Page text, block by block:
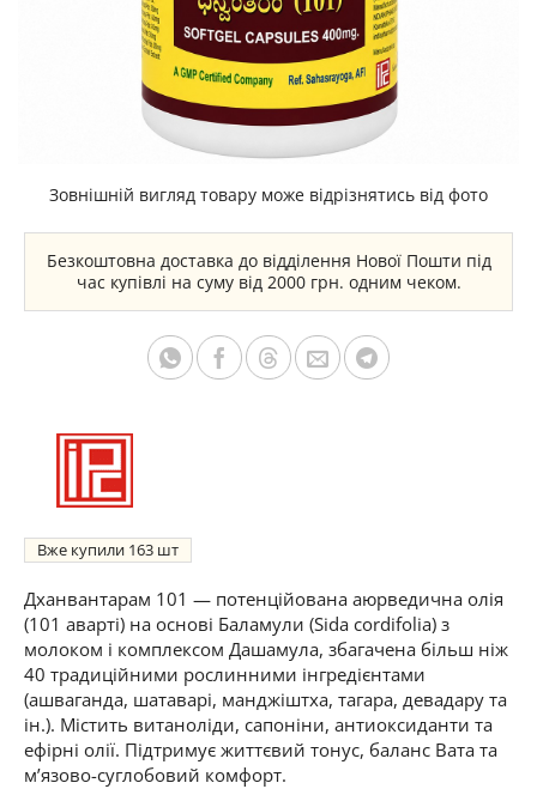
Зовнішній вигляд товару може відрізнятись від фото
Безкоштовна доставка до відділення Нової Пошти під
час купівлі на суму від 2000 грн. одним чеком.
Вже купили 163
Дханвантарам 101 — потенційована аюрведична олія
(101 аварті) на основі Баламули (Sida cordifolia) з
молоком і комплексом Дашамула, збагачена більш ніж
40 традиційними рослинними інгредієнтами
(ашваганда, шатаварі, манджіштха, тагара, девадару та
ін.). Містить витаноліди, сапоніни, антиоксиданти та
ефірні олії. Підтримує життєвий тонус, баланс Вата та
м’язово-суглобовий комфорт.